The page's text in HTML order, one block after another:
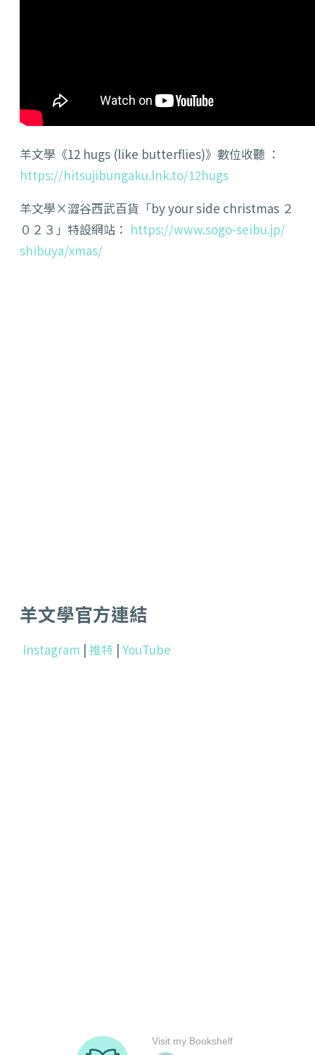
羊文學《12 hugs (like butterflies)》數位收聽 ：
https://hitsujibungaku.lnk.to/12hugs
羊文學×澀谷西武百貨「by your side christmas ２
０２３」特設網站： https://www.sogo-seibu.jp/
shibuya/xmas/
羊文學官方連結
Instagram | 推特 | YouTube